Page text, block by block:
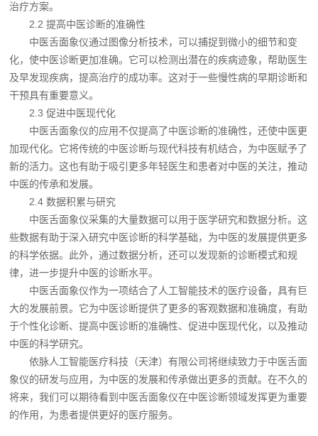
治疗方案。
2.2 提高中医诊断的准确性
中医舌面象仪通过图像分析技术，可以捕捉到微小的细节和变
化，使中医诊断更加准确。它可以检测出潜在的疾病迹象，帮助医生
及早发现疾病，提高治疗的成功率。这对于一些慢性病的早期诊断和
干预具有重要意义。
2.3 促进中医现代化
中医舌面象仪的应用不仅提高了中医诊断的准确性，还使中医更
加现代化。它将传统的中医诊断与现代科技有机结合，为中医赋予了
新的活力。这也有助于吸引更多年轻医生和患者对中医的关注，推动
中医的传承和发展。
2.4 数据积累与研究
中医舌面象仪采集的大量数据可以用于医学研究和数据分析。这
些数据有助于深入研究中医诊断的科学基础，为中医的发展提供更多
的科学依据。此外，通过数据分析，还可以发现新的诊断模式和规
律，进一步提升中医的诊断水平。
中医舌面象仪作为一项结合了人工智能技术的医疗设备，具有巨
大的发展前景。它为中医诊断提供了更多的客观数据和准确度，有助
于个性化诊断、提高中医诊断的准确性、促进中医现代化，以及推动
中医的科学研究。
依脉人工智能医疗科技（天津）有限公司将继续致力于中医舌面
象仪的研发与应用，为中医的发展和传承做出更多的贡献。在不久的
将来，我们可以期待看到中医舌面象仪在中医诊断领域发挥更为重要
的作用，为患者提供更好的医疗服务。‍